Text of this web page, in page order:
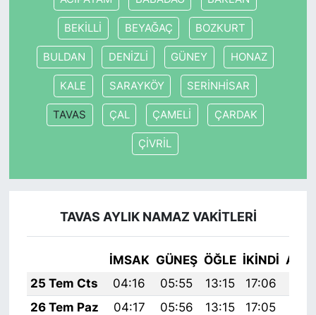
BEKİLLİ BEYAĞAÇ BOZKURT
BULDAN DENİZLİ GÜNEY HONAZ
KALE SARAYKÖY SERİNHİSAR
TAVAS ÇAL ÇAMELİ ÇARDAK
ÇİVRİL
TAVAS AYLIK NAMAZ VAKITLERI
İMSAK GÜNEŞ ÖĞLE İKINDI
25 Tem Cts
04:16 05:55 13:15 17:06
26 Tem Paz
04:17 05:56 13:15 17:05